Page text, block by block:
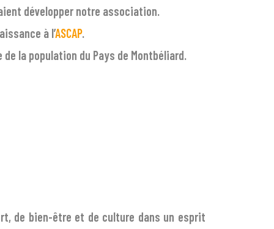
développer notre association.
à l’ASCAP.
la population du Pays de Montbéliard.
de bien-être et de culture dans un esprit